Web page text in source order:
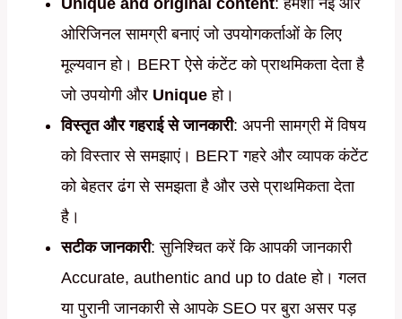
Unique and original content: हमेशा नई और
ओरिजिनल सामग्री बनाएं जो उपयोगकर्ताओं के लिए
मूल्यवान हो। BERT ऐसे कंटेंट को प्राथमिकता देता है
जो उपयोगी और Uniqueहो।
विस्तृत और गहराई से जानकारी: अपनी सामग्री में विषय
को विस्तार से समझाएं। BERT गहरे और व्यापक कंटेंट
को बेहतर ढंग से समझता है और उसे प्राथमिकता देता
है।
सटीक जानकारी: सुनिश्चित करें कि आपकी जानकारी
Accurate, authentic and up to date हो। गलत
या पुरानी जानकारी से आपके SEO पर बुरा असर पड़